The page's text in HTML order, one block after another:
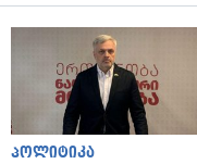
პოლიტიკა